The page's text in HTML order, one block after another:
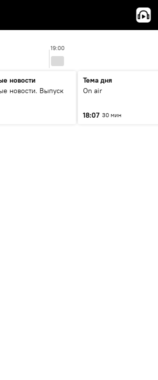
19:00
новости
новости. Выпуск
Тема дня
On air
18:07 30 мин